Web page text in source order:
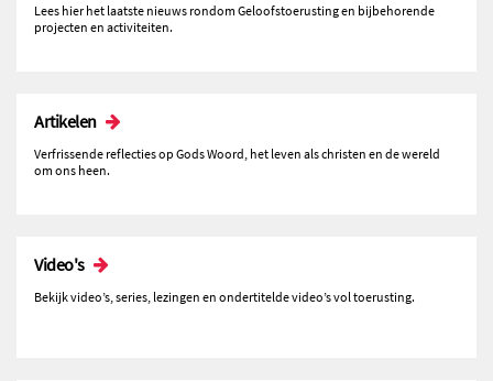
Lees hier het laatste nieuws rondom Geloofstoerusting en bijbehorende
projecten en activiteiten.
Artikelen
Verfrissende reflecties op Gods Woord, het leven als christen en de wereld
om ons heen.
Video's
Bekijk video’s, series, lezingen en ondertitelde video’s vol toerusting.